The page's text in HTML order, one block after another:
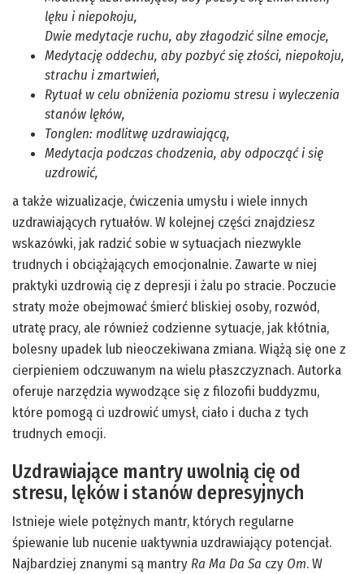
lęku i niepokoju,
Dwie medytacje ruchu, aby złagodzić silne emocje,
Medytację oddechu, aby pozbyć się złości, niepokoju,
strachu i zmartwień,
Rytuał w celu obniżenia poziomu stresu i wyleczenia
stanów lęków,
Tonglen: modlitwę uzdrawiającą,
Medytacja podczas chodzenia, aby odpocząć i się
uzdrowić,
a także wizualizacje, ćwiczenia umysłu i wiele innych
uzdrawiających rytuałów. W kolejnej części znajdziesz
wskazówki, jak radzić sobie w sytuacjach niezwykle
trudnych i obciążających emocjonalnie. Zawarte w niej
praktyki uzdrowią cię z depresji i żalu po stracie. Poczucie
straty może obejmować śmierć bliskiej osoby, rozwód,
utratę pracy, ale również codzienne sytuacje, jak kłótnia,
bolesny upadek lub nieoczekiwana zmiana. Wiążą się one z
cierpieniem odczuwanym na wielu płaszczyznach. Autorka
oferuje narzędzia wywodzące się z filozofii buddyzmu,
które pomogą ci uzdrowić umysł, ciało i ducha z tych
trudnych emocji.
Uzdrawiające mantry uwolnią cię od
stresu, lęków i stanów depresyjnych
Istnieje wiele potężnych mantr, których regularne
śpiewanie lub nucenie uaktywnia uzdrawiający potencjał.
Najbardziej znanymi są mantry Ra Ma Da Sa czy Om. W